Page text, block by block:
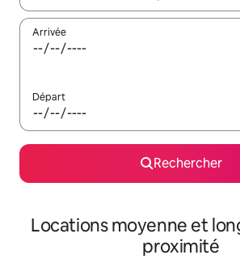
Arrivée
Départ
Rechercher
Locations moyenne et
proximité